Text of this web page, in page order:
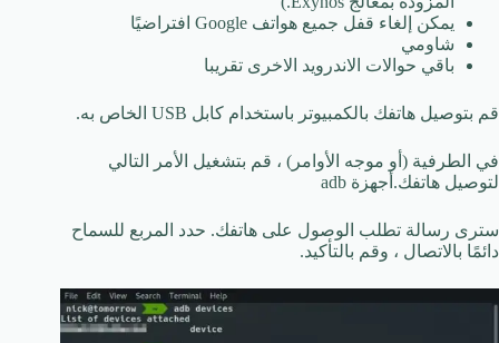
يمكن إلغاء قفل جميع هواتف Google افتراضيًا
شاومي
باقي حوالات الاندرويد الاخرى تقريبا
قم بتوصيل هاتفك بالكمبيوتر باستخدام كابل USB الخاص به.
في الطرفية (أو موجه الأوامر) ، قم بتشغيل الأمر التالي
لتوصيل هاتفك.أجهزة adb
سترى رسالة تطلب الوصول على هاتفك. حدد المربع للسماح
دائمًا بالاتصال ، وقم بالتأكيد.